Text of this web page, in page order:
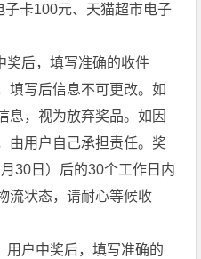
卡100元、天猫超市电子
奖后，填写准确的收件
填写后信息不可更改。如
息，视为放弃奖品。如因
由用户自己承担责任。奖
30日）后的30个工作日内
流状态，请耐心等候收
用户中奖后，填写准确的